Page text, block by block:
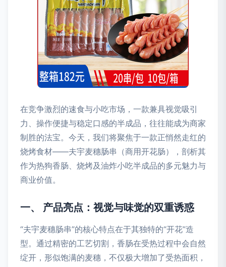
在竞争激烈的速食与小吃市场，一款兼具视觉吸引
力、操作便捷与稳定口感的半成品，往往能成为商家
制胜的法宝。今天，我们将聚焦于一款正悄然走红的
烧烤食材——夫宇麦穗肠串（商用开花肠），剖析其
作为热狗香肠、烧烤及油炸小吃半成品的多元魅力与
商业价值。
一、 产品亮点：视觉与味觉的双重诱惑
“夫宇麦穗肠串”的核心特点在于其独特的“开花”造
型。通过精密的工艺切割，香肠在受热过程中会自然
绽开，形似饱满的麦穗，不仅极大增加了受热面积，